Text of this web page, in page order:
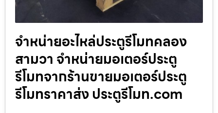
จำหน่ายอะไหล่ประตูรีโมทคลอง
สามวา จำหน่ายมอเตอร์ประตู
รีโมทจากร้านขายมอเตอร์ประตู
รีโมทราคาส่ง ประตูรีโมท.com